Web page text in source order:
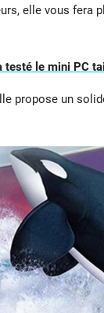
elle vous
le mini PC
propose un